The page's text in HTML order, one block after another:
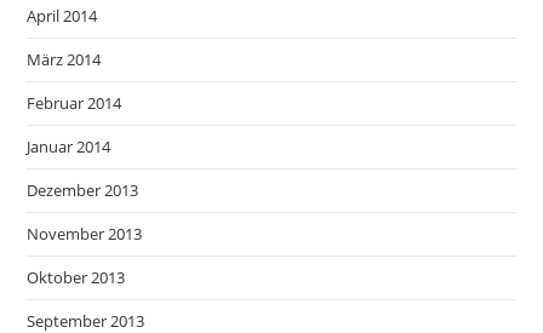
April 2014
März 2014
Februar 2014
Januar 2014
Dezember 2013
November 2013
Oktober 2013
September 2013